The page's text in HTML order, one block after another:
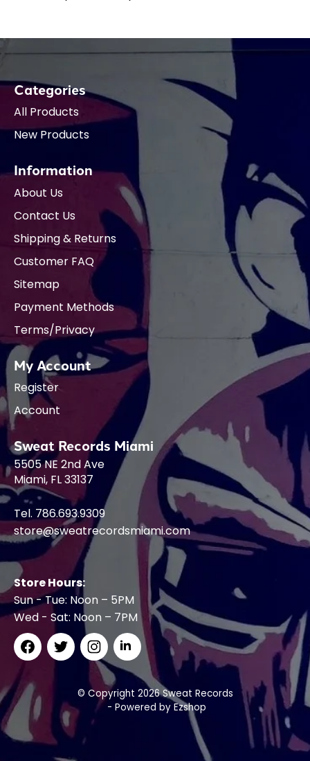
Categories
All Products
New Products
Information
About Us
Contact Us
Shipping & Returns
Customer FAQ
Sitemap
Payment Methods
Terms/Privacy
My Account
Register
Account
Sweat Records Miami
5505 NE 2nd Ave
Miami, FL 33137
Tel. 786.693.9309
store@sweatrecordsmiami.com
Store Hours:
Sun - Tue: Noon – 5PM
Wed - Sat: Noon – 7PM
© Copyright 2026 Sweat Records
- Powered by Ezshop